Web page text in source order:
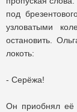
под
узловатыми
остановить.
локоть:
- Cерёжа!
Он приобнял её